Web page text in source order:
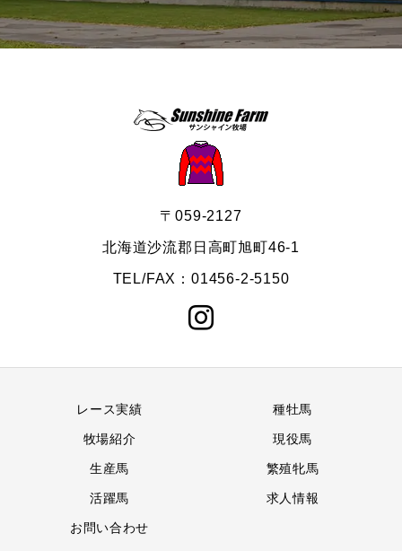
〒059-2127
北海道沙流郡日高町旭町46-1
TEL/FAX：01456-2-5150
レース実績 種牡馬
牧場紹介 現役馬
生産馬 繁殖牝馬
活躍馬 求人情報
お問い合わせ